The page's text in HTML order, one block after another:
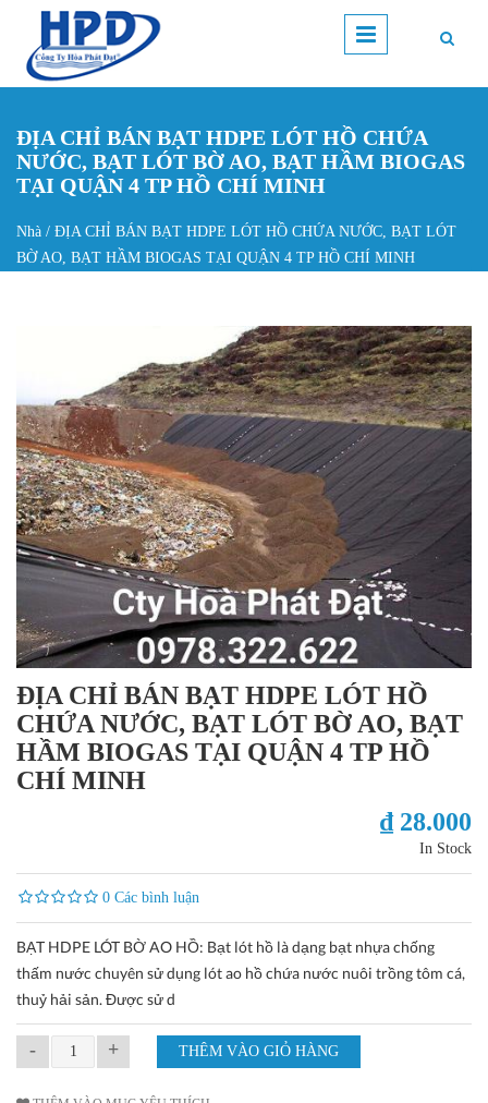
Nhảy đến nội dung
ĐỊA CHỈ BÁN BẠT HDPE LÓT HỒ CHỨA
NƯỚC, BẠT LÓT BỜ AO, BẠT HẦM BIOGAS
TẠI QUẬN 4 TP HỒ CHÍ MINH
Bạn đang ở đây
Nhà / ĐỊA CHỈ BÁN BẠT HDPE LÓT HỒ CHỨA NƯỚC, BẠT LÓT
BỜ AO, BẠT HẦM BIOGAS TẠI QUẬN 4 TP HỒ CHÍ MINH
ĐỊA CHỈ BÁN BẠT HDPE LÓT HỒ
CHỨA NƯỚC, BẠT LÓT BỜ AO, BẠT
HẦM BIOGAS TẠI QUẬN 4 TP HỒ
CHÍ MINH
₫ 28.000
In Stock
0 Các bình luận
BẠT HDPE LÓT BỜ AO HỒ: Bạt lót hồ là dạng bạt nhựa chống
thấm nước chuyên sử dụng lót ao hồ chứa nước nuôi trồng tôm cá,
thuỷ hải sản. Được sử d
- +